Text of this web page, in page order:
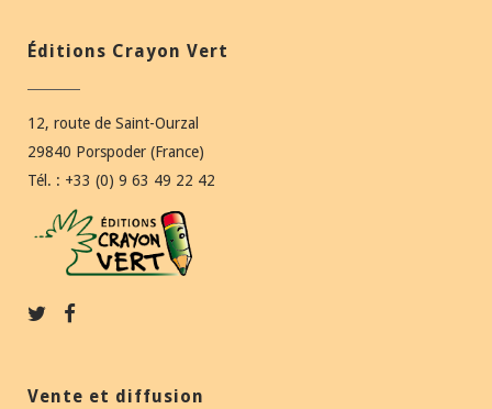
Éditions Crayon Vert
12, route de Saint-Ourzal
29840 Porspoder (France)
Tél. : +33 (0) 9 63 49 22 42
Vente et diffusion